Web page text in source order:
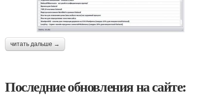
читать дальше →
Последние обновления на сайте: